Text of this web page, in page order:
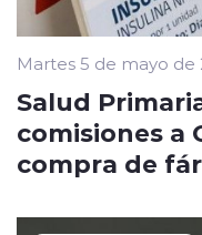
Martes 5 de mayo de
Salud
comisiones a
compra de